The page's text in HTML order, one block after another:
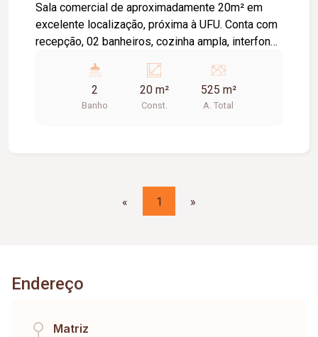
Sala comercial de aproximadamente 20m² em
excelente localização, próxima à UFU. Conta com
recepção, 02 banheiros, cozinha ampla, interfone,
estacionamento para clientes. Ótimo acabamento,
ideal para escritórios ou consultórios. Segurança
e praticidade em um só lugar.
2
Banho
20 m²
Const.
525 m²
A. Total
« 1 »
Endereço
Matriz